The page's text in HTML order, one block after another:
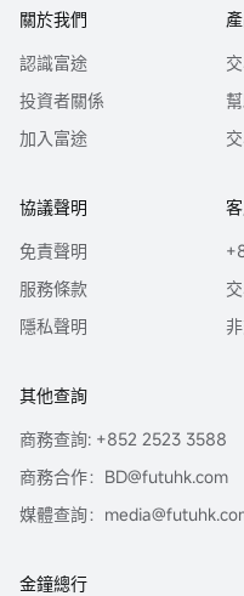
關於我們
認識富途
投資者關係
加入富途
協議聲明
免責聲明
服務條款
隱私聲明
其他查詢
商務查詢: +852 2523 3588
商務合作：BD@futuhk.com
媒體查詢：
金鐘總行